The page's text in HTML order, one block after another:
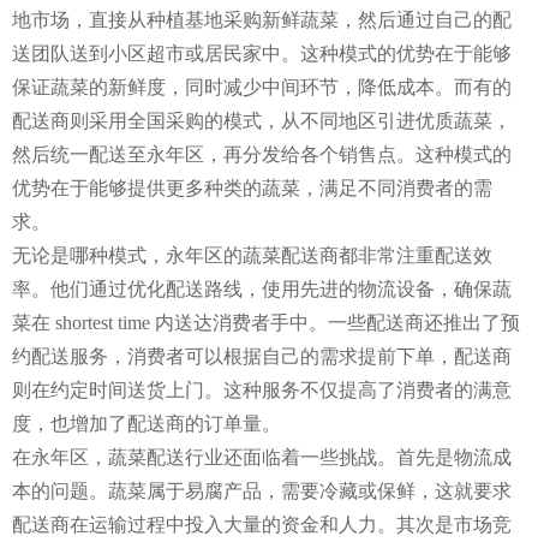
地市场，直接从种植基地采购新鲜蔬菜，然后通过自己的配
送团队送到小区超市或居民家中。这种模式的优势在于能够
保证蔬菜的新鲜度，同时减少中间环节，降低成本。而有的
配送商则采用全国采购的模式，从不同地区引进优质蔬菜，
然后统一配送至永年区，再分发给各个销售点。这种模式的
优势在于能够提供更多种类的蔬菜，满足不同消费者的需
求。
无论是哪种模式，永年区的蔬菜配送商都非常注重配送效
率。他们通过优化配送路线，使用先进的物流设备，确保蔬
菜在 shortest time 内送达消费者手中。一些配送商还推出了预
约配送服务，消费者可以根据自己的需求提前下单，配送商
则在约定时间送货上门。这种服务不仅提高了消费者的满意
度，也增加了配送商的订单量。
在永年区，蔬菜配送行业还面临着一些挑战。首先是物流成
本的问题。蔬菜属于易腐产品，需要冷藏或保鲜，这就要求
配送商在运输过程中投入大量的资金和人力。其次是市场竞